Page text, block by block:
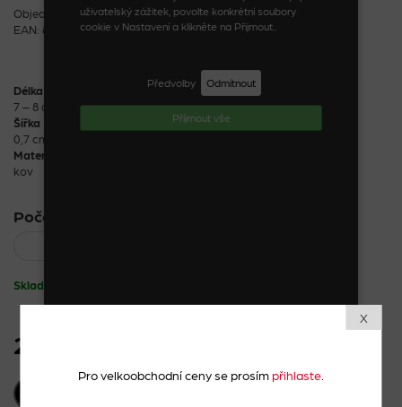
uživatelský zážitek, povolte konkrétní soubory
cookie v Nastavení a klikněte na Přijmout..
Předvolby Odmítnout
Příjmout vše
X
Pro velkoobchodní ceny se prosímpřihlaste
Objednací kód: 44077_2_1
EAN: 8590888440774
Délka
7 – 8 cm
Šířka
0,7 cm
Materiál
kov
Počet kusů:
Skladem
26 Kč